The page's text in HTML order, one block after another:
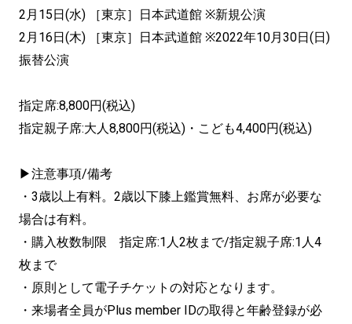
2月15日(水) ［東京］日本武道館 ※新規公演
2月16日(木) ［東京］日本武道館 ※2022年10月30日(日)
振替公演
指定席:8,800円(税込)
指定親子席:大人8,800円(税込)・こども4,400円(税込)
▶注意事項/備考
・3歳以上有料。2歳以下膝上鑑賞無料、お席が必要な
場合は有料。
・購入枚数制限 指定席:1人2枚まで/指定親子席:1人4
枚まで
・原則として電子チケットの対応となります。
・来場者全員がPlus member IDの取得と年齢登録が必